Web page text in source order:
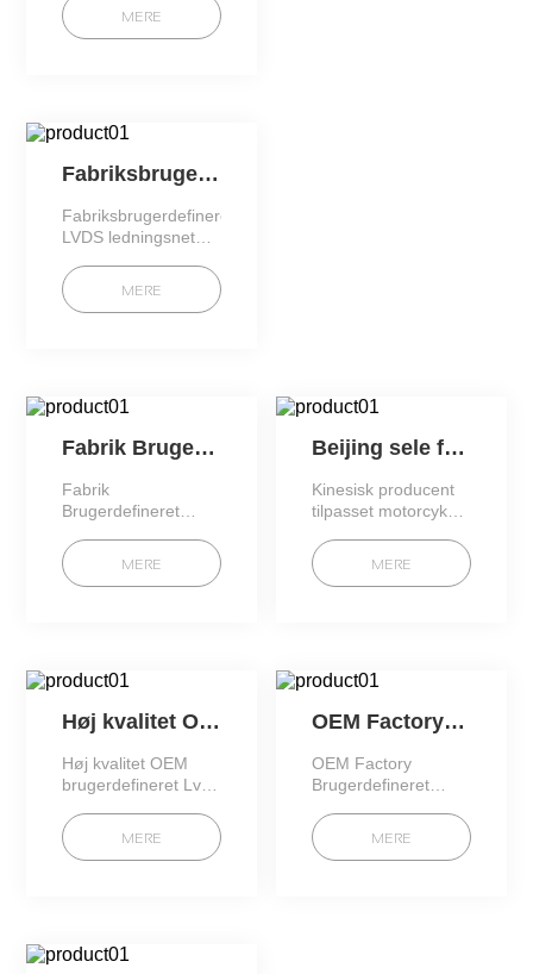
Cable Assembly
Producent
MERE
Fabriksbrugerdefineret LVDS ledningsnet Kabelsamling stik industrielt udstyr datalinje elektronisk 3
Fabriksbrugerdefineret
LVDS ledningsnet
industrielt udstyr
datalinje elektronisk
MERE
Fabrik Brugerdefineret LVDS ledningsnet Kabelsamling mandlige til mandlige 1 punkt 2 adapter datalin
Fabrik
Brugerdefineret
Kabelsamling
mandlige til
MERE
Beijing sele forarbejdning motorcykel kontrolkabel motorcykel sele (osega0003)
Kinesisk producent
tilpasset motorcykel
motorcykel sele
MERE
Høj kvalitet OEM brugerdefineret Lvds kabel Brugerdefineret 20 pin stik LVDS kabel til LCD-panel med
Høj kvalitet OEM
brugerdefineret Lvds
Brugerdefineret 20
pin stik LVDS kabel
MERE
OEM Factory Brugerdefineret internt elektronisk udstyr ledninger Loom kabel Flad bånd Jumper Wire Ha
OEM Factory
Brugerdefineret
udstyr ledninger
Loom kabel Flad
MERE